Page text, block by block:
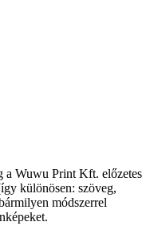
a Wuwu Print Kft. előzetes
különösen: szöveg,
módszerrel